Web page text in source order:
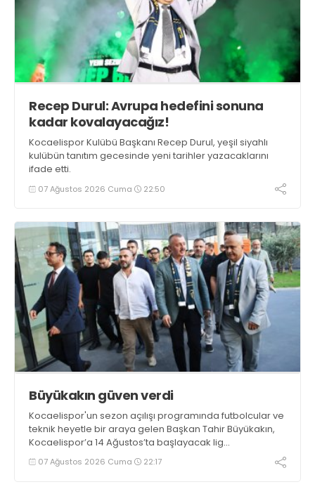
Recep Durul: Avrupa hedefini sonuna
kadar kovalayacağız!
Kocaelispor Kulübü Başkanı Recep Durul, yeşil siyahlı
kulübün tanıtım gecesinde yeni tarihler yazacaklarını
ifade etti.
07 Ağustos 2026 Cuma 22:50
Büyükakın güven verdi
Kocaelispor'un sezon açılışı programında futbolcular ve
teknik heyetle bir araya gelen Başkan Tahir Büyükakın,
Kocaelispor’a 14 Ağustos’ta başlayacak lig
maratonunda başarılar diledi ve “Yanınızdayım” dedi.
07 Ağustos 2026 Cuma 22:17